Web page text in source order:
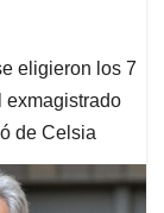
eligieron los 7
exmagistrado
de Celsia